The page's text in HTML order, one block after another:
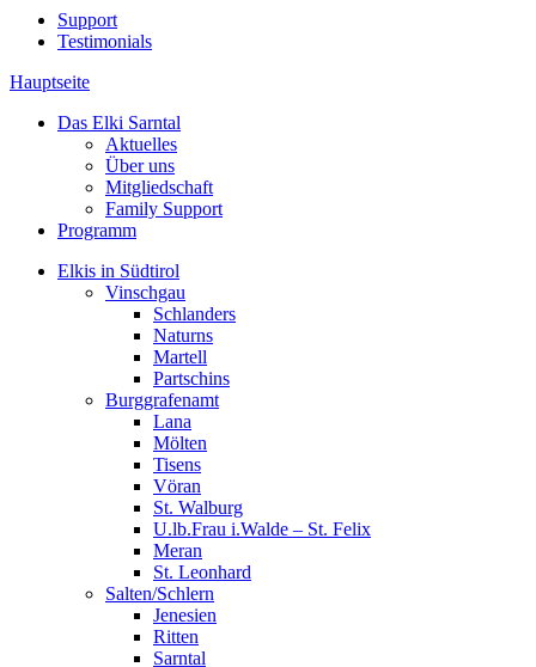
Support
Testimonials
Hauptseite
Das Elki Sarntal
Aktuelles
Über uns
Mitgliedschaft
Family Support
Programm
Elkis in Südtirol
Vinschgau
Schlanders
Naturns
Martell
Partschins
Burggrafenamt
Lana
Mölten
Tisens
Vöran
St. Walburg
U.lb.Frau i.Walde – St. Felix
Meran
St. Leonhard
Salten/Schlern
Jenesien
Ritten
Sarntal